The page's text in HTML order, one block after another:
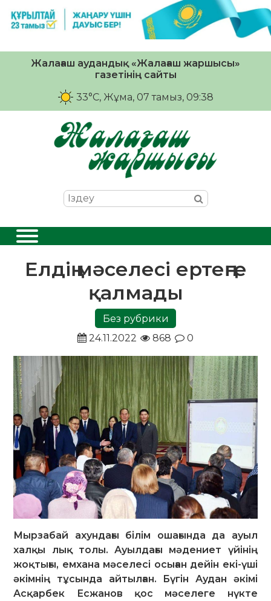
Жалағаш аудандық «Жалағаш жаршысы»
газетінің сайты
33°C, Жұма, 07 тамыз, 09:38
Елдің мәселесі ертеңге
қалмады
Без рубрики
24.11.2022
868 0
Мырзабай ахундағы білім ошағында да ауыл
халқы лық толы. Ауылдағы мәдениет үйінің
жоқтығы, емхана мәселесі осыған дейін екі-үші
әкімнің тұсында айтылған. Бүгін Аудан әкімі
Асқарбек Есжанов қос мәселеге нүкте